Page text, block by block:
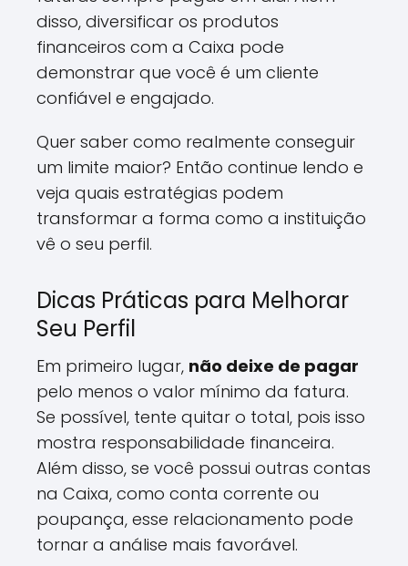
disso, diversificar os produtos
financeiros com a Caixa pode
demonstrar que você é um cliente
confiável e engajado.
Quer saber como realmente conseguir
um limite maior? Então continue lendo e
veja quais estratégias podem
transformar a forma como a instituição
vê o seu perfil.
Dicas Práticas para Melhorar
Seu Perfil
Em primeiro lugar, não deixe de pagar
pelo menos o valor mínimo da fatura.
Se possível, tente quitar o total, pois isso
mostra responsabilidade financeira.
Além disso, se você possui outras contas
na Caixa, como conta corrente ou
poupança, esse relacionamento pode
tornar a análise mais favorável.